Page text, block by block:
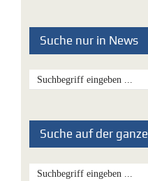
Suche nur in News
Suche auf der